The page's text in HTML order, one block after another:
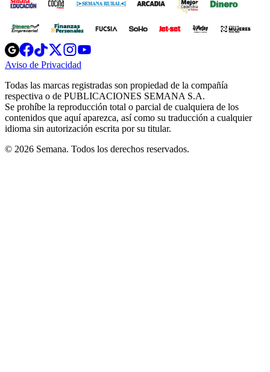
Opens
in
new
Opens
in
new
Opens
in
new
window
Opens
new
windowwindow
Aviso de Privacidad
new
window
Todas las marcas registradas son propiedad de la compañía
respectiva o de PUBLICACIONES SEMANA S.A.
Se prohíbe la reproducción total o parcial de cualquiera de los
contenidos que aquí aparezca, así como su traducción a cualquier
idioma sin autorización escrita por su titular.
© 2026 Semana. Todos los derechos reservados.